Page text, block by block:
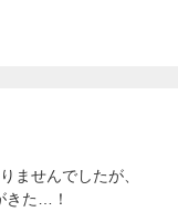
ませんでしたが、
きた…！